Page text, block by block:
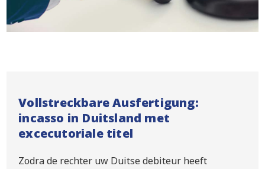
Vollstreckbare Ausfertigung:
incasso in Duitsland met
excecutoriale titel
Zodra de rechter uw Duitse debiteur heeft